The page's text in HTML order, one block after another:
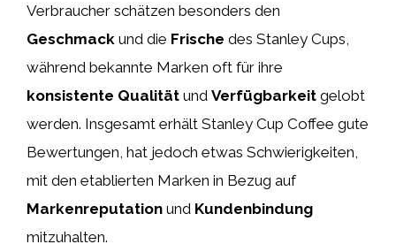
Verbraucher schätzen besonders den
Geschmack und die Frische des Stanley Cups,
während bekannte Marken oft für ihre
konsistente Qualität und Verfügbarkeit gelobt
werden. Insgesamt erhält Stanley Cup Coffee gute
Bewertungen, hat jedoch etwas Schwierigkeiten,
mit den etablierten Marken in Bezug auf
Markenreputation und Kundenbindung
mitzuhalten.